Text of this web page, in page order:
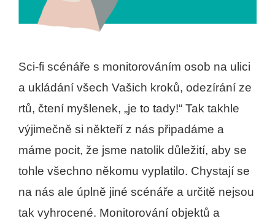
Sci-fi scénáře s monitorováním osob na ulici
a ukládání všech Vašich kroků, odezírání ze
rtů, čtení myšlenek, „je to tady!“ Tak takhle
výjimečně si někteří z nás připadáme a
máme pocit, že jsme natolik důležití, aby se
tohle všechno někomu vyplatilo. Chystají se
na nás ale úplně jiné scénáře a určitě nejsou
tak vyhrocené. Monitorování objektů a